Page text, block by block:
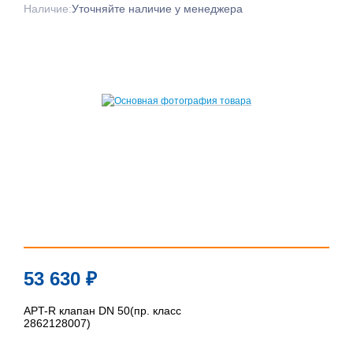
Наличие:Уточняйте наличие у менеджера
53 630 ₽
APT-R клапан DN 50(пр. класс
2862128007)